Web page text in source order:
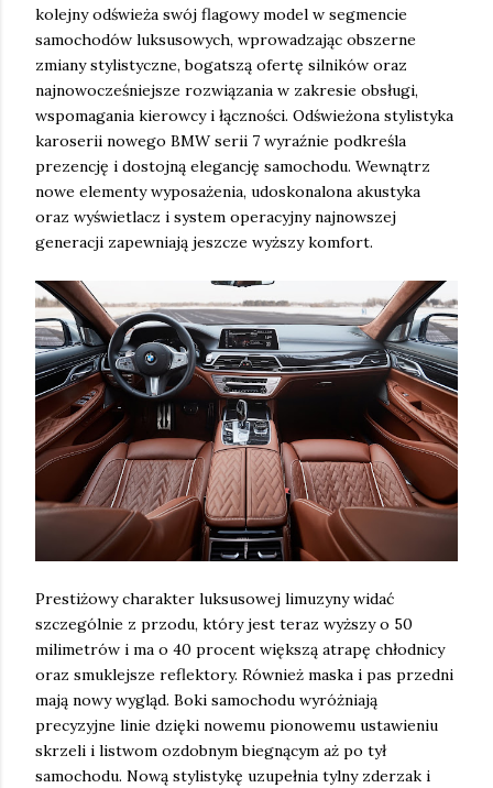
kolejny odświeża swój flagowy model w segmencie
samochodów luksusowych, wprowadzając obszerne
zmiany stylistyczne, bogatszą ofertę silników oraz
najnowocześniejsze rozwiązania w zakresie obsługi,
wspomagania kierowcy i łączności. Odświeżona stylistyka
karoserii nowego BMW serii 7 wyraźnie podkreśla
prezencję i dostojną elegancję samochodu. Wewnątrz
nowe elementy wyposażenia, udoskonalona akustyka
oraz wyświetlacz i system operacyjny najnowszej
generacji zapewniają jeszcze wyższy komfort.
Prestiżowy charakter luksusowej limuzyny widać
szczególnie z przodu, który jest teraz wyższy o 50
milimetrów i ma o 40 procent większą atrapę chłodnicy
oraz smuklejsze reflektory. Również maska i pas przedni
mają nowy wygląd. Boki samochodu wyróżniają
precyzyjne linie dzięki nowemu pionowemu ustawieniu
skrzeli i listwom ozdobnym biegnącym aż po tył
samochodu. Nową stylistykę uzupełnia tylny zderzak i